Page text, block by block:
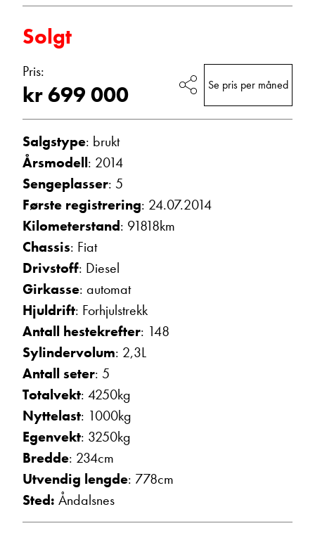
Beskrivelse
Denne siden er beskyttet av reCAPTCHA og Google
Personvernerklæringog
Ta kontakt
Solgt
Pris:
kr 699 000 Se pris per måned
Salgstype: brukt
Årsmodell: 2014
Sengeplasser: 5
Første registrering: 24.07.2014
Kilometerstand: 91818km
Chassis: Fiat
Drivstoff: Diesel
Girkasse: automat
Hjuldrift: Forhjulstrekk
Antall hestekrefter: 148
Sylindervolum: 2,3L
Antall seter: 5
Totalvekt: 4250kg
Nyttelast: 1000kg
Egenvekt: 3250kg
Bredde: 234cm
Utvendig lengde: 778cm
Sted: Åndalsnes